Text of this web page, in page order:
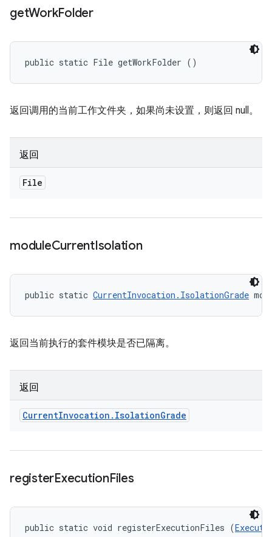
getWorkFolder
public static File getWorkFolder ()
返回调用的当前工作文件夹，如果尚未设置，则返回 null。
返回
File
moduleCurrentIsolation
public static CurrentInvocation.IsolationGrade
返回当前执行的套件模块是否已隔离。
返回
CurrentInvocation . IsolationGrade
registerExecutionFiles
public static void registerExecutionFiles (